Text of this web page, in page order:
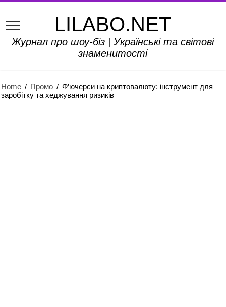
LILABO.NET
Журнал про шоу-біз | Українські та світові
знаменитості
Home / Промо / Ф’ючерси на криптовалюту: інструмент для
заробітку та хеджування ризиків